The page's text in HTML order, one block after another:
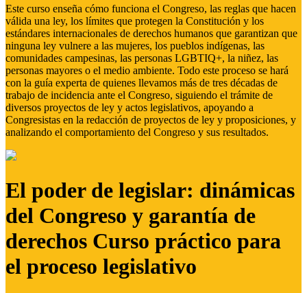
Este curso enseña cómo funciona el Congreso, las reglas que hacen
válida una ley, los límites que protegen la Constitución y los
estándares internacionales de derechos humanos que garantizan que
ninguna ley vulnere a las mujeres, los pueblos indígenas, las
comunidades campesinas, las personas LGBTIQ+, la niñez, las
personas mayores o el medio ambiente. Todo este proceso se hará
con la guía experta de quienes llevamos más de tres décadas de
trabajo de incidencia ante el Congreso, siguiendo el trámite de
diversos proyectos de ley y actos legislativos, apoyando a
Congresistas en la redacción de proyectos de ley y proposiciones, y
analizando el comportamiento del Congreso y sus resultados.
El poder de legislar: dinámicas
del Congreso y garantía de
derechos Curso práctico para
el proceso legislativo